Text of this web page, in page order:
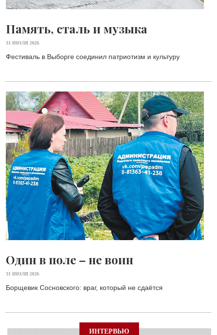
Память, сталь и музыка
31 ИЮЛЯ 2026
Фестиваль в Выборге соединил патриотизм и культуру
Один в поле – не воин
31 ИЮЛЯ 2026
Борщевик Сосновского: враг, который не сдаётся
ИНТЕРВЬЮ